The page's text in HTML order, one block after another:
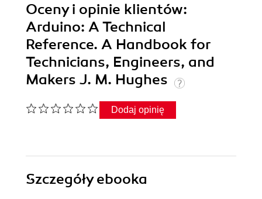
Oceny i opinie klientów:
Arduino: A Technical
Reference. A Handbook for
Technicians, Engineers, and
Makers J. M. Hughes
Dodaj opinię
Szczegółyebooka